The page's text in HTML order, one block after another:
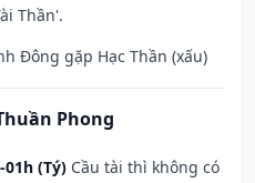
Thần'.
Đông gặp Hạc Thần (xấu)
Phong
(Tý) Cầu tài thì không có